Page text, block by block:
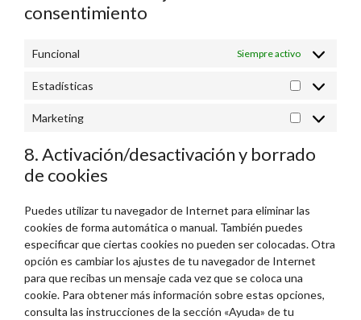
consentimiento
Funcional Siempre activo
Estadísticas
Estadísticas
Marketing
Marketing
8. Activación/desactivación y borrado
de cookies
Puedes utilizar tu navegador de Internet para eliminar las
cookies de forma automática o manual. También puedes
especificar que ciertas cookies no pueden ser colocadas. Otra
opción es cambiar los ajustes de tu navegador de Internet
para que recibas un mensaje cada vez que se coloca una
cookie. Para obtener más información sobre estas opciones,
consulta las instrucciones de la sección «Ayuda» de tu